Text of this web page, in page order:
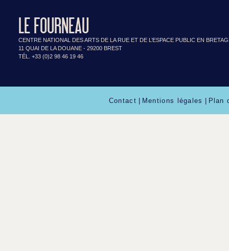
LE FOURNEAU
CENTRE NATIONAL DES ARTS DE LA RUE ET DE L’ESPACE PUBLIC EN
11 QUAI DE LA DOUANE - 29200 BREST
TÉL. +33 (0)2 98 46 19 46
Contact Mentions légales Plan